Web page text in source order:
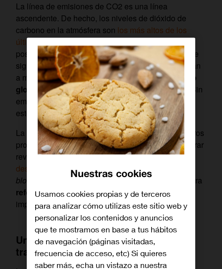
La línea de emisiones de CO2 es una línea
ascendente. De hecho, los niveles de dióxido de
carbono en la atmósfera son los más altos de los
últimos 800.000 años. La pendiente también es
positiva para las temperaturas medias globales, que
siguen batiendo récords.Los acuerdos de Parísiban
a marcar un antes y un después enel compromiso
global con la lucha contra el cambio climático
. Sin
embargo, han pasado cinco años y la mayoría de
estos compromisos siguen sin aplicarse.
La tecnología no va a ser la única solución a nuestros
problemas, pero es una herramienta clave para lograr
revertir la situación. Segúnuna investigación
desarrollada en la Universidad de Cambridge
blockchain
es la tecnología con mayor potencial para
reforzar la cooperación globalnecesaria para
impulsar la lucha contra el cambio climático.
Una organización descentralizada y
transversal, pero coordinada
Nuestras cookies
Usamos cookies propias y de terceros
para analizar cómo utilizas este sitio web y
personalizar los contenidos y anuncios
que te mostramos en base a tus hábitos
de navegación (páginas visitadas,
frecuencia de acceso, etc) Si quieres
saber más, echa un vistazo a nuestra